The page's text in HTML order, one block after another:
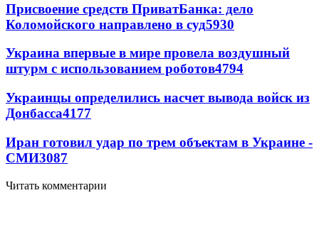
Присвоение средств ПриватБанка: дело
Коломойского направлено в суд5930
Украина впервые в мире провела воздушный
штурм с использованием роботов4794
Украинцы определились насчет вывода войск из
Донбасса4177
Иран готовил удар по трем объектам в Украине -
СМИ3087
Читать комментарии